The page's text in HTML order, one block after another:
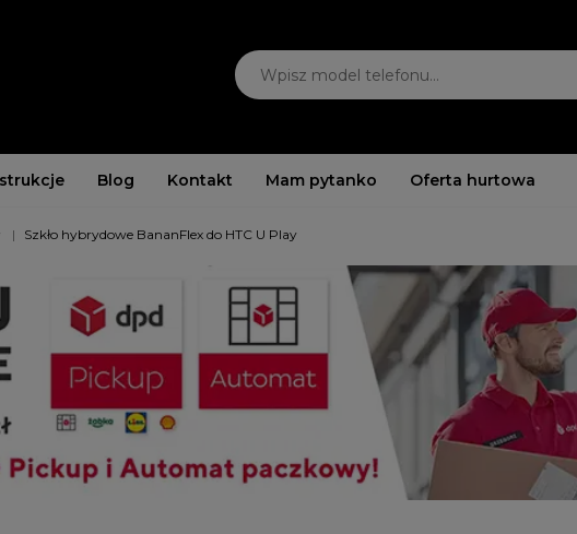
Blog Kontakt Mam pytanko Oferta hurtowa
Szkło hybrydowe BananFlex do HTC U Play